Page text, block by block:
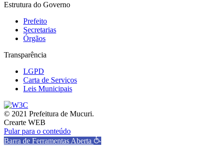
Estrutura do Governo
Prefeito
Secretarias
Órgãos
Transparência
LGPD
Carta de Serviços
Leis Municipais
© 2021 Prefeitura de Mucuri.
Crearte WEB
Pular para o conteúdo
Barra de Ferramentas Aberta